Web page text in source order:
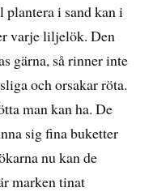
plantera i sand kan i
varje liljelök. Den
gärna, så rinner inte
och orsakar röta.
man kan ha. De
sig fina buketter
nu kan de
marken tinat